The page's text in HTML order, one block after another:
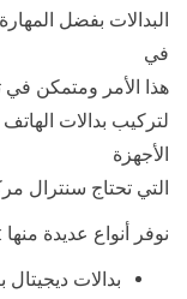
البدالات بفضل
في
هذا الأمر ومتمكن في
لتركيب بدالات
الأجهزة
التي تحتاج سنترال
نوفر أنواع عديدة منها :
بدالات ديجيتال